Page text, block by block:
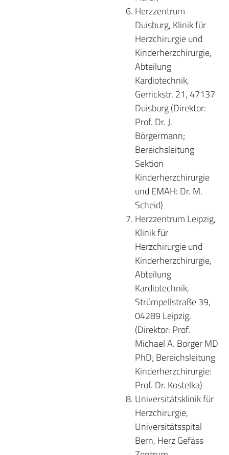
Herzzentrum
Duisburg, Klinik für
Herzchirurgie und
Kinderherzchirurgie,
Abteilung
Kardiotechnik,
Gerrickstr. 21, 47137
Duisburg (Direktor:
Prof. Dr. J.
Börgermann;
Bereichsleitung
Sektion
Kinderherzchirurgie
und EMAH: Dr. M.
Scheid)
Herzzentrum Leipzig,
Klinik für
Herzchirurgie und
Kinderherzchirurgie,
Abteilung
Kardiotechnik,
Strümpellstraße 39,
04289 Leipzig,
(Direktor: Prof.
Michael A. Borger MD
PhD; Bereichsleitung
Kinderherzchirurgie:
Prof. Dr. Kostelka)
Universitätsklinik für
Herzchirurgie,
Universitätsspital
Bern, Herz Gefäss